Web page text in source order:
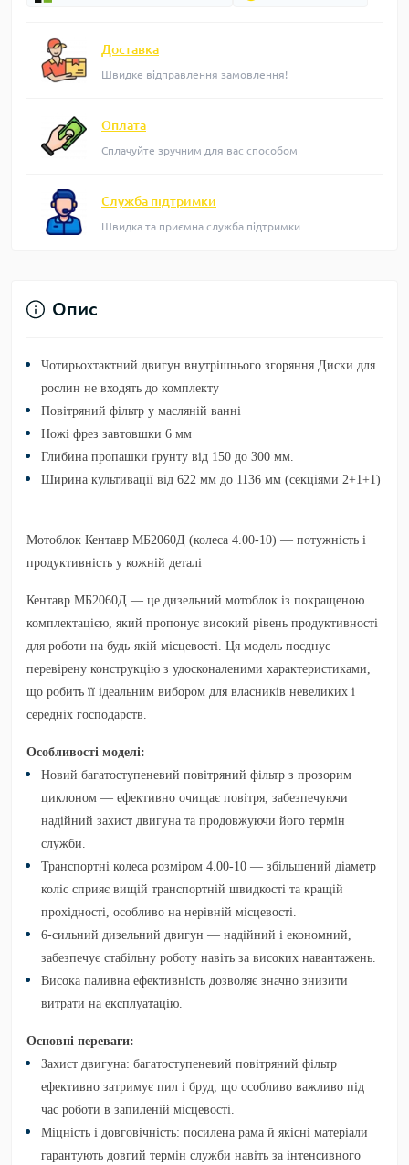
Доставка
Швидке відправлення замовлення!
Оплата
Сплачуйте зручним для вас способом
Служба підтримки
Швидка та приємна служба підтримки
Опис
Чотирьохтактний двигун внутрішнього згоряння Диски для
рослин не входять до комплекту
Повітряний фільтр у масляній ванні
Ножі фрез завтовшки 6 мм
Глибина пропашки ґрунту від 150 до 300 мм.
Ширина культивації від 622 мм до 1136 мм (секціями 2+1+1)
Мотоблок Кентавр МБ2060Д (колеса 4.00-10) — потужність і
продуктивність у кожній деталі
Кентавр МБ2060Д — це дизельний мотоблок із покращеною
комплектацією, який пропонує високий рівень продуктивності
для роботи на будь-якій місцевості. Ця модель поєднує
перевірену конструкцію з удосконаленими характеристиками,
що робить її ідеальним вибором для власників невеликих і
середніх господарств.
Особливості моделі:
Новий багатоступеневий повітряний фільтр з прозорим
циклоном — ефективно очищає повітря, забезпечуючи
надійний захист двигуна та продовжуючи його термін
служби.
Транспортні колеса розміром 4.00-10 — збільшений діаметр
коліс сприяє вищій транспортній швидкості та кращій
прохідності, особливо на нерівній місцевості.
6-сильний дизельний двигун — надійний і економний,
забезпечує стабільну роботу навіть за високих навантажень.
Висока паливна ефективність дозволяє значно знизити
витрати на експлуатацію.
Основні переваги:
Захист двигуна: багатоступеневий повітряний фільтр
ефективно затримує пил і бруд, що особливо важливо під
час роботи в запиленій місцевості.
Міцність і довговічність: посилена рама й якісні матеріали
гарантують довгий термін служби навіть за інтенсивного